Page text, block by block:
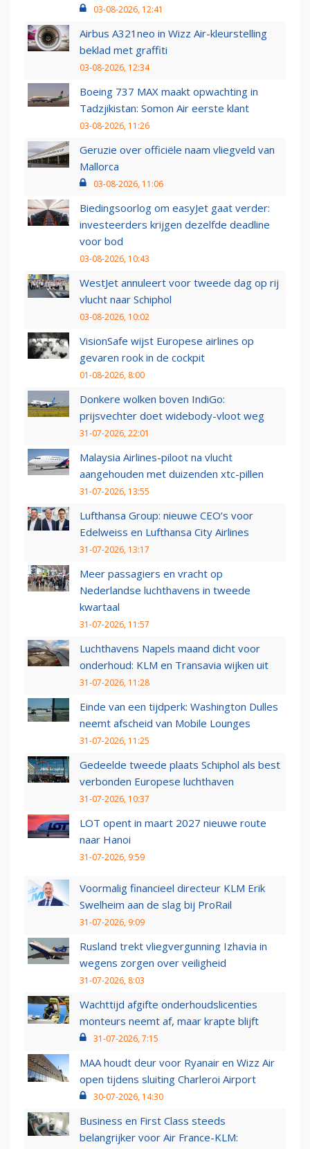
03-08-2026, 12:41
Airbus A321neo in Wizz Air-kleurstelling
beklad met graffiti
03-08-2026, 12:34
Boeing 737 MAX maakt opwachting in
Tadzjikistan: Somon Air eerste klant
03-08-2026, 11:26
Geruzie over officiële naam vliegveld van
Mallorca
03-08-2026, 11:06
Biedingsoorlog om easyJet gaat verder:
investeerders krijgen dezelfde deadline
voor bod
03-08-2026, 10:43
WestJet annuleert voor tweede dag op rij
vlucht naar Schiphol
03-08-2026, 10:02
VisionSafe wijst Europese airlines op
gevaren rook in de cockpit
01-08-2026, 8:00
Donkere wolken boven IndiGo:
prijsvechter doet widebody-vloot weg
31-07-2026, 22:01
Malaysia Airlines-piloot na vlucht
aangehouden met duizenden xtc-pillen
31-07-2026, 13:55
Lufthansa Group: nieuwe CEO’s voor
Edelweiss en Lufthansa City Airlines
31-07-2026, 13:17
Meer passagiers en vracht op
Nederlandse luchthavens in tweede
kwartaal
31-07-2026, 11:57
Luchthavens Napels maand dicht voor
onderhoud: KLM en Transavia wijken uit
31-07-2026, 11:28
Einde van een tijdperk: Washington Dulles
neemt afscheid van Mobile Lounges
31-07-2026, 11:25
Gedeelde tweede plaats Schiphol als best
verbonden Europese luchthaven
31-07-2026, 10:37
LOT opent in maart 2027 nieuwe route
naar Hanoi
31-07-2026, 9:59
Voormalig financieel directeur KLM Erik
Swelheim aan de slag bij ProRail
31-07-2026, 9:09
Rusland trekt vliegvergunning Izhavia in
wegens zorgen over veiligheid
31-07-2026, 8:03
Wachttijd afgifte onderhoudslicenties
monteurs neemt af, maar krapte blijft
31-07-2026, 7:15
MAA houdt deur voor Ryanair en Wizz Air
open tijdens sluiting Charleroi Airport
30-07-2026, 14:30
Business en First Class steeds
belangrijker voor Air France-KLM: